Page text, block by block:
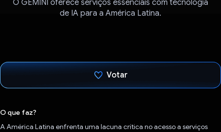
O GEMINI oferece serviços essenciais com tecnologia
de IA para a América Latina.
Votar
O que faz?
A América Latina enfrenta uma lacuna crítica no acesso a serviços